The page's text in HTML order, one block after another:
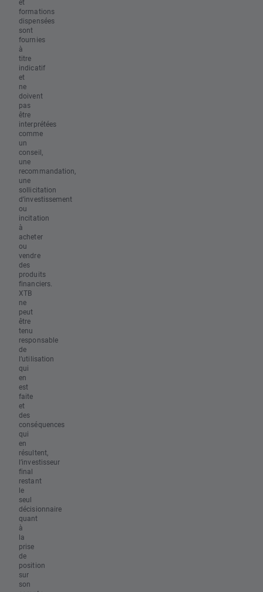
et
formations
dispensées
sont
fournies
à
titre
indicatif
et
ne
doivent
pas
être
interprétées
comme
un
conseil,
une
recommandation,
une
sollicitation
d’investissement
ou
incitation
à
acheter
ou
vendre
des
produits
financiers.
XTB
ne
peut
être
tenu
responsable
de
l’utilisation
qui
en
est
faite
et
des
conséquences
qui
en
résultent,
l’investisseur
final
restant
le
seul
décisionnaire
quant
à
la
prise
de
position
sur
son